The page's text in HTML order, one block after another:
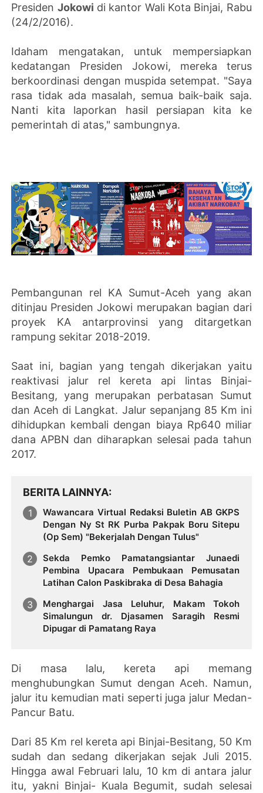
Presiden Jokowi di kantor Wali Kota Binjai, Rabu
(24/2/2016).
Idaham mengatakan, untuk mempersiapkan
kedatangan Presiden Jokowi, mereka terus
berkoordinasi dengan muspida setempat. "Saya
rasa tidak ada masalah, semua baik-baik saja.
Nanti kita laporkan hasil persiapan kita ke
pemerintah di atas," sambungnya.
Pembangunan rel KA Sumut-Aceh yang akan
ditinjau Presiden Jokowi merupakan bagian dari
proyek KA antarprovinsi yang ditargetkan
rampung sekitar 2018-2019.
Saat ini, bagian yang tengah dikerjakan yaitu
reaktivasi jalur rel kereta api lintas Binjai-
Besitang, yang merupakan perbatasan Sumut
dan Aceh di Langkat. Jalur sepanjang 85 Km ini
dihidupkan kembali dengan biaya Rp640 miliar
dana APBN dan diharapkan selesai pada tahun
2017.
BERITA LAINNYA
Wawancara Virtual Redaksi Buletin AB GKPS
Dengan Ny St RK Purba Pakpak Boru Sitepu
(Op Sem) "Bekerjalah Dengan Tulus"
Sekda Pemko Pamatangsiantar Junaedi
Pembina Upacara Pembukaan Pemusatan
Latihan Calon Paskibraka di Desa Bahagia
Menghargai Jasa Leluhur, Makam Tokoh
Simalungun dr. Djasamen Saragih Resmi
Dipugar di Pamatang Raya
Di masa lalu, kereta api memang
menghubungkan Sumut dengan Aceh. Namun,
jalur itu kemudian mati seperti juga jalur Medan-
Pancur Batu.
Dari 85 Km rel kereta api Binjai-Besitang, 50 Km
sudah dan sedang dikerjakan sejak Juli 2015.
Hingga awal Februari lalu, 10 km di antara jalur
itu, yakni Binjai- Kuala Begumit, sudah selesai